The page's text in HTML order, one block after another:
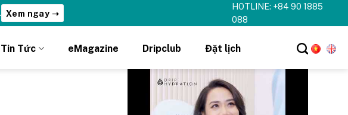
DripClub!
HOTLINE: +84 90 1885
088
Tin Tức eMagazine Dripclub Đặt lịch